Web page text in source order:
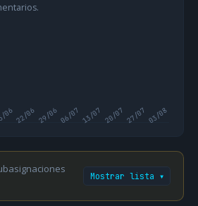
0622/06 29/0606/07 13/07 20/07 27/07 03/08
Mostrar lista ▾